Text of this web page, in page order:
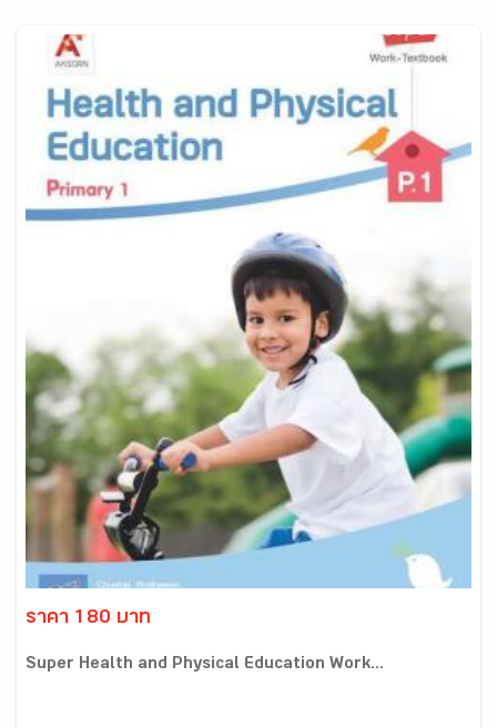
ราคา 180 บาท
Super Health and Physical Education Work...